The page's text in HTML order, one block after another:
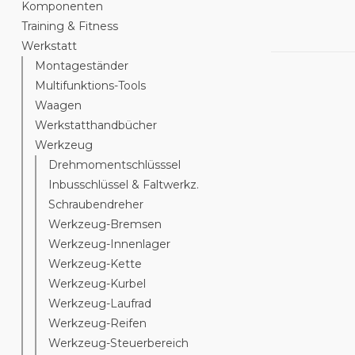
Komponenten
Training & Fitness
Werkstatt
Montageständer
Multifunktions-Tools
Waagen
Werkstatthandbücher
Werkzeug
Drehmomentschlüsssel
Inbusschlüssel & Faltwerkz.
Schraubendreher
Werkzeug-Bremsen
Werkzeug-Innenlager
Werkzeug-Kette
Werkzeug-Kurbel
Werkzeug-Laufrad
Werkzeug-Reifen
Werkzeug-Steuerbereich